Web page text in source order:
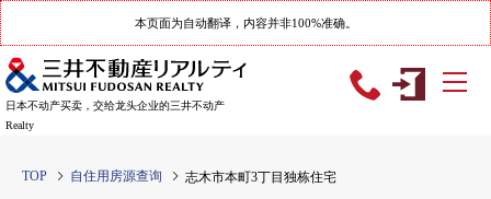
本页面为自动翻译，内容并非100%准确。
日本不动产买卖，交给龙头企业的三井不动产
Realty
TOP 自住用房源查询 志木市本町3丁目独栋住宅